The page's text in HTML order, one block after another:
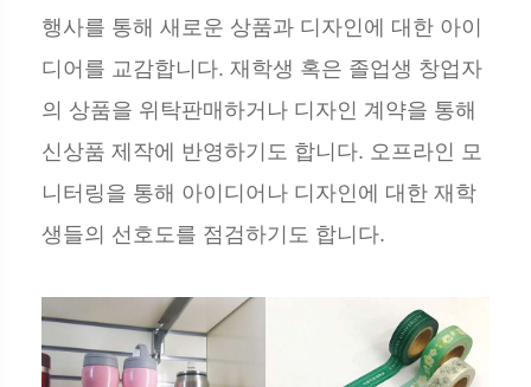
행사를 통해 새로운 상품과 디자인에 대한 아이
디어를 교감합니다. 재학생 혹은 졸업생 창업자
의 상품을 위탁판매하거나 디자인 계약을 통해
신상품 제작에 반영하기도 합니다. 오프라인 모
니터링을 통해 아이디어나 디자인에 대한 재학
생들의 선호도를 점검하기도 합니다.